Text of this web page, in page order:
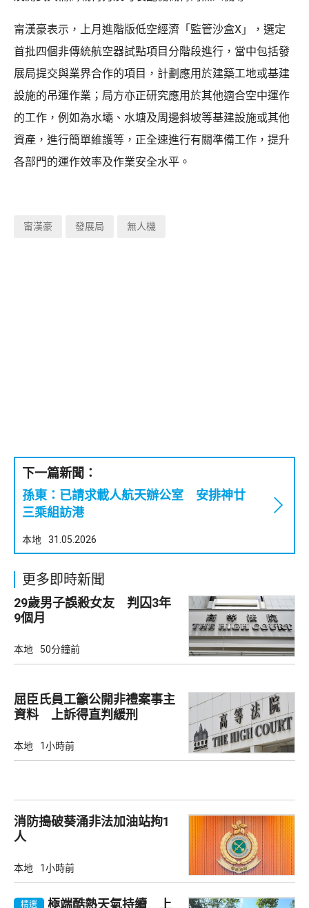
甯漢豪表示，上月進階版低空經濟「監管沙盒X」，選定
首批四個非傳統航空器試點項目分階段進行，當中包括發
展局提交與業界合作的項目，計劃應用於建築工地或基建
設施的吊運作業；局方亦正研究應用於其他適合空中運作
的工作，例如為水壩、水塘及周邊斜坡等基建設施或其他
資產，進行簡單維護等，正全速進行有關準備工作，提升
各部門的運作效率及作業安全水平。
甯漢豪 發展局 無人機
下一篇新聞：
孫東：已請求載人航天辦公室 安排神廿
三乘組訪港
本地 31.05.2026
更多即時新聞
29歲男子誤殺女友 判囚3年
9個月
本地 50分鐘前
屈臣氏員工籲公開非禮案事主
資料 上訴得直判緩刑
本地 1小時前
消防搗破葵涌非法加油站拘1
人
本地 1小時前
精選 極端酷熱天氣持續 上